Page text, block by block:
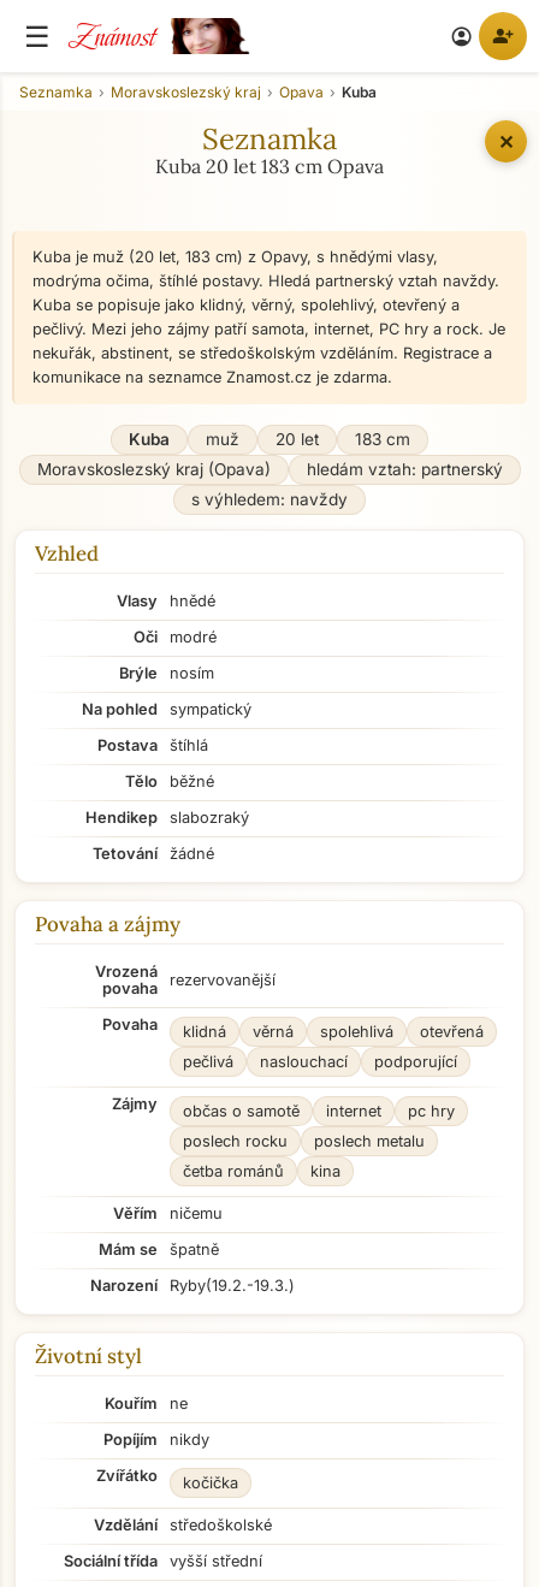
☰ Známost account_circle person_add
✕
Seznamka Moravskoslezský kraj Opava Kuba
Seznamka
Kuba 20 let 183 cm Opava
Kuba je muž (20 let, 183 cm) z Opavy, s hnědými vlasy,
modrýma očima, štíhlé postavy. Hledá partnerský vztah navždy.
Kuba se popisuje jako klidný, věrný, spolehlivý, otevřený a
pečlivý. Mezi jeho zájmy patří samota, internet, PC hry a rock. Je
nekuřák, abstinent, se středoškolským vzděláním. Registrace a
komunikace na seznamce Znamost.cz je zdarma.
Kuba muž 20 let
183 cm
Moravskoslezský kraj (Opava)
hledám vztah: partnerský
s výhledem: navždy
Vzhled
Vlasy
hnědé
Oči
modré
Brýle
nosím
Na pohled
sympatický
Postava
štíhlá
Tělo
běžné
Hendikep
slabozraký
Tetování
žádné
Povaha a zájmy
Vrozená
povaha
rezervovanější
Povaha klidná věrná spolehlivá
otevřená
pečlivá
naslouchací podporující
Zájmy občas o samotě internet
pc hry
poslech rocku
poslech metalu
četba románů
kina
Věřím
ničemu
Mám se
špatně
Narození
Ryby(19.2.-19.3.)
Životní styl
Kouřím
ne
Popíjím
nikdy
Zvířátko
kočička
Vzdělání
středoškolské
Sociální třída
vyšší střední